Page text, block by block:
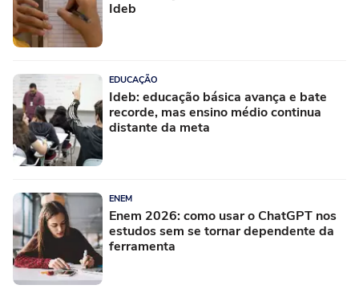
Ideb
EDUCAÇÃO
Ideb: educação básica avança e bate
recorde, mas ensino médio continua
distante da meta
ENEM
Enem 2026: como usar o ChatGPT nos
estudos sem se tornar dependente da
ferramenta